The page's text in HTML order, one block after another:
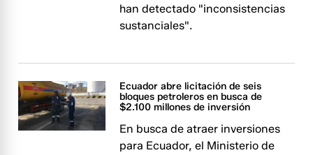
han detectado "inconsistencias
sustanciales".
Ecuador abre licitación de seis
bloques petroleros en busca de
$2.100 millones de inversión
En busca de atraer inversiones
para Ecuador, el Ministerio de